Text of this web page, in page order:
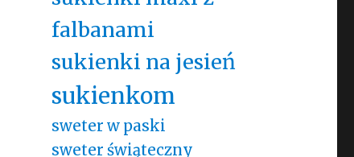
falbanami
sukienki na jesień
sukienkom
sweter w paski
sweter świąteczny